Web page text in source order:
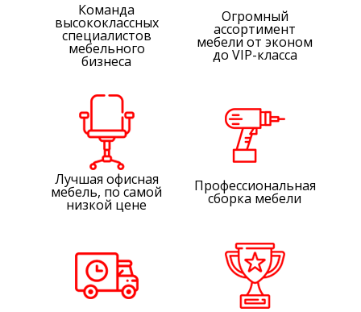
Команда
высококлассных
специалистов
мебельного
бизнеса
Огромный
ассортимент
мебели от эконом
до VIP-класса
Лучшая офисная
мебель, по самой
низкой цене
Профессиональная
сборка мебели